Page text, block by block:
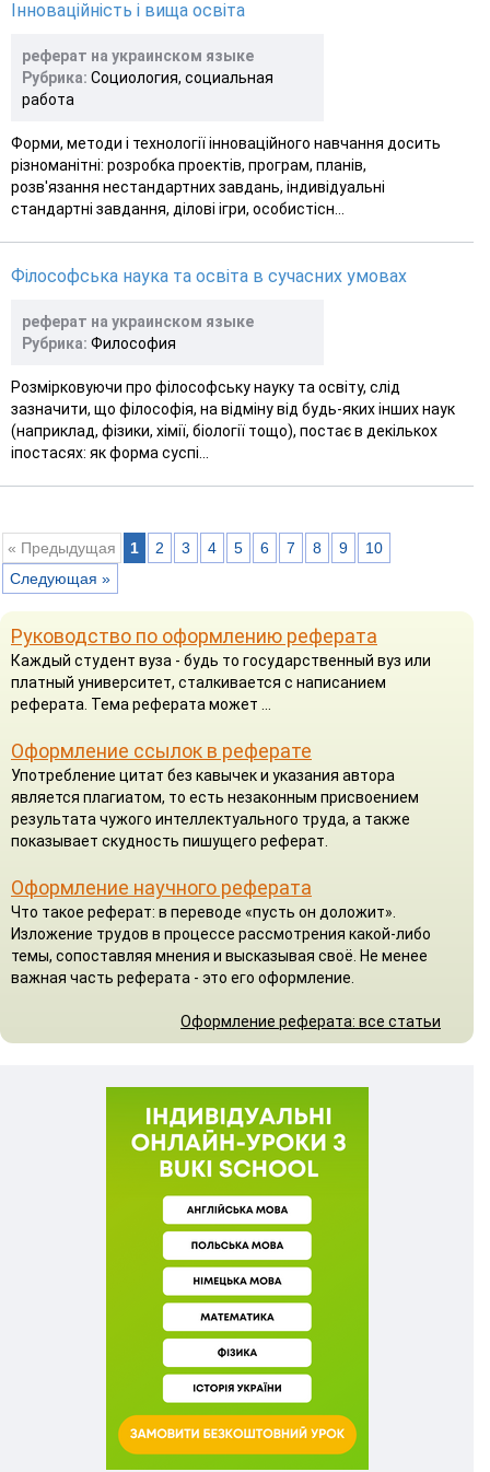
Інноваційність і вища освіта
реферат на украинском языке
Рубрика: Социология, социальная
работа
Форми, методи і технології інноваційного навчання досить
різноманітні: розробка проектів, програм, планів,
розв'язання нестандартних завдань, індивідуальні
стандартні завдання, ділові ігри, особистісн...
Філософська наука та освіта в сучасних умовах
реферат на украинском языке
Рубрика: Философия
Розмірковуючи про філософську науку та освіту, слід
зазначити, що філософія, на відміну від будь-яких інших наук
(наприклад, фізики, хімії, біології тощо), постає в декількох
іпостасях: як форма суспі...
« Предыдущая 1 2 3 4 5 6 7 8 9
10
Следующая »
Руководство по оформлению реферата
Каждый студент вуза - будь то государственный вуз или
платный университет, сталкивается с написанием
реферата. Тема реферата может ...
Оформление ссылок в реферате
Употребление цитат без кавычек и указания автора
является плагиатом, то есть незаконным присвоением
результата чужого интеллектуального труда, а также
показывает скудность пишущего реферат.
Оформление научного реферата
Что такое реферат: в переводе «пусть он доложит».
Изложение трудов в процессе рассмотрения какой-либо
темы, сопоставляя мнения и высказывая своё. Не менее
важная часть реферата - это его оформление.
Оформление реферата: все статьи